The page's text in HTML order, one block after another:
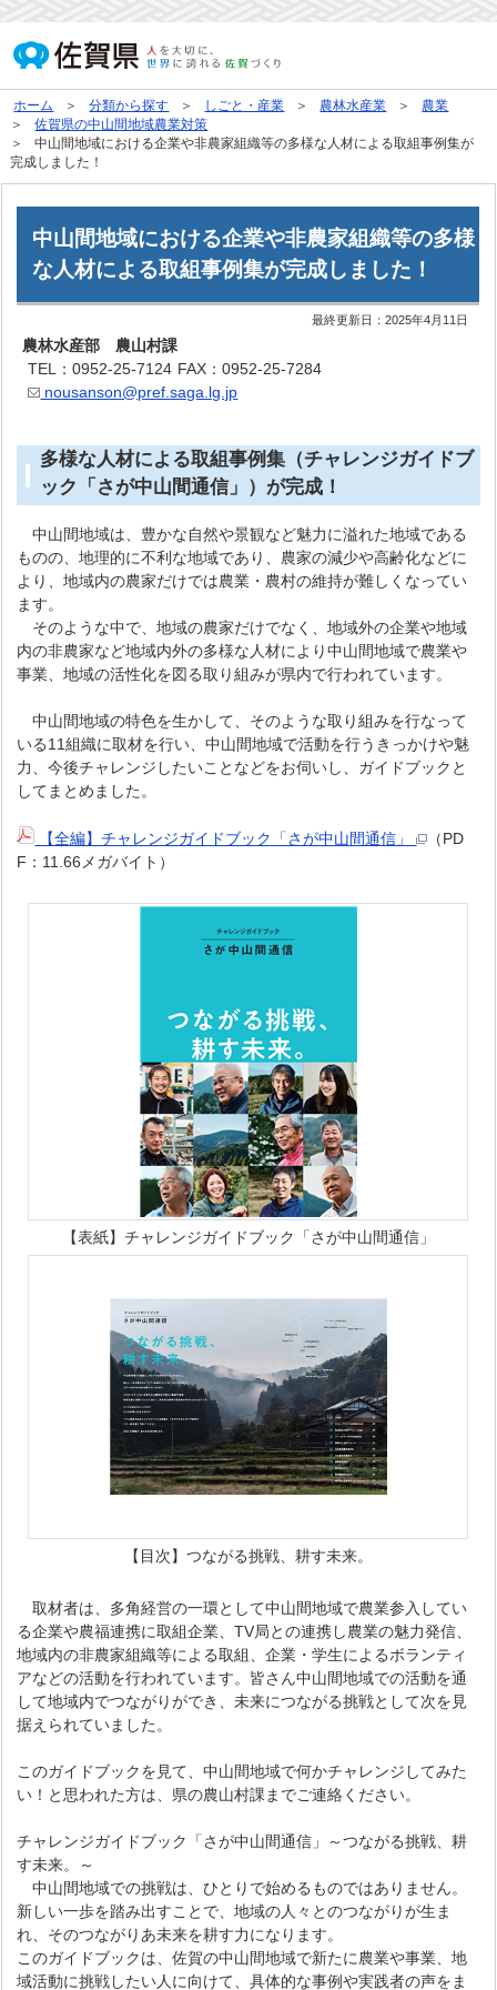
ホーム 分類から探す しごと・産業 農林水産業
農業
佐賀県の中山間地域農業対策
中山間地域における企業や非農家組織等の多様な人材による取組事例集が
完成しました！
中山間地域における企業や非農家組織等の多様
な人材による取組事例集が完成しました！
最終更新日：2025年4月11日
農林水産部 農山村課
TEL：0952-25-7124 FAX：0952-25-7284
nousanson@pref.saga.lg.jp
多様な人材による取組事例集（チャレンジガイドブ
ック「さが中山間通信」）が完成！
中山間地域は、豊かな自然や景観など魅力に溢れた地域である
ものの、地理的に不利な地域であり、農家の減少や高齢化などに
より、地域内の農家だけでは農業・農村の維持が難しくなってい
ます。
そのような中で、地域の農家だけでなく、地域外の企業や地域
内の非農家など地域内外の多様な人材により中山間地域で農業や
事業、地域の活性化を図る取り組みが県内で行われています。
中山間地域の特色を生かして、そのような取り組みを行なって
いる11組織に取材を行い、中山間地域で活動を行うきっかけや魅
力、今後チャレンジしたいことなどをお伺いし、ガイドブックと
してまとめました。
【全編】チャレンジガイドブック「さが中山間通信」
（PD
F：11.66メガバイト）
【表紙】チャレンジガイドブック「さが中山間通信」
【目次】つながる挑戦、耕す未来。
取材者は、多角経営の一環として中山間地域で農業参入してい
る企業や農福連携に取組企業、TV局との連携し農業の魅力発信、
地域内の非農家組織等による取組、企業・学生によるボランティ
アなどの活動を行われています。皆さん中山間地域での活動を通
して地域内でつながりができ、未来につながる挑戦として次を見
据えられていました。
このガイドブックを見て、中山間地域で何かチャレンジしてみた
い！と思われた方は、県の農山村課までご連絡ください。
チャレンジガイドブック「さが中山間通信」～つながる挑戦、耕
す未来。～
中山間地域での挑戦は、ひとりで始めるものではありません。
新しい一歩を踏み出すことで、地域の人々とのつながりが生ま
れ、そのつながりあ未来を耕す力になります。
このガイドブックは、佐賀の中山間地域で新たに農業や事業、地
域活動に挑戦したい人に向けて、具体的な事例や実践者の声をま